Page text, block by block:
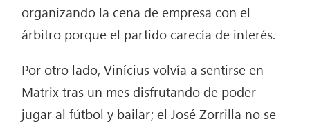
organizando la cena de empresa con el
árbitro porque el partido carecía de interés.
Por otro lado, Vinícius volvía a sentirse en
Matrix tras un mes disfrutando de poder
jugar al fútbol y bailar; el José Zorrilla no se